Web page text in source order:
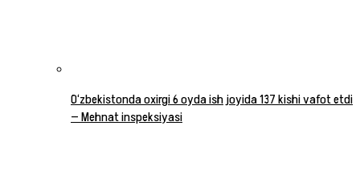
O‘zbekistonda oxirgi 6 oyda ish joyida 137 kishi vafot etdi
— Mehnat inspeksiyasi